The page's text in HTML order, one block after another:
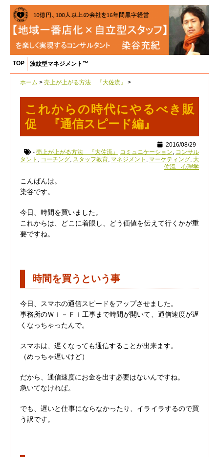
TOP 波紋型マネジメント™
ホーム > 売上が上がる方法 『大佐流』 >
これからの時代にやるべき販
促 『通信スピード編』
2016/08/29
- 売上が上がる方法 『大佐流』 コミュニケーション
コンサル
タント
コーチング スタッフ教育 マネジメント マーケティング 大
佐流 心理学
こんばんは。
染谷です。
今日、時間を買いました。
これからは、どこに着眼し、どう価値を伝えて行くかが重
要ですね。
時間を買うという事
今日、スマホの通信スピードをアップさせました。
事務所のＷｉ－Ｆｉ工事まで時間が開いて、通信速度が遅
くなっちゃったんで。
スマホは、遅くなっても通信することが出来ます。
（めっちゃ遅いけど）
だから、通信速度にお金を出す必要はないんですね。
急いてなければ。
でも、遅いと仕事にならなかったり、イライラするので買
う訳です。